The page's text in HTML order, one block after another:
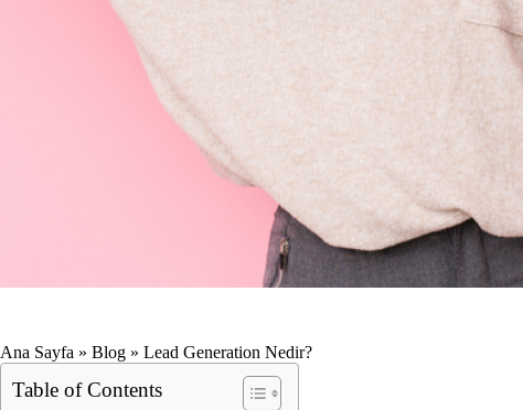
Ana Sayfa » Blog » Lead Generation Nedir?
Table of Contents